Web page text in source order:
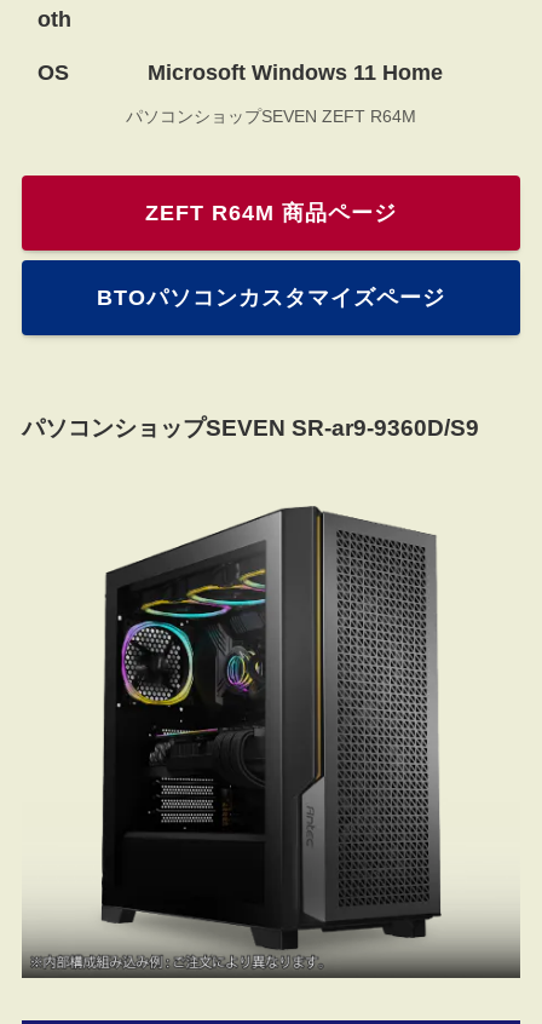
oth
OS Microsoft Windows 11 Home
パソコンショップSEVEN ZEFT R64M
ZEFT R64M 商品ページ
BTOパソコンカスタマイズページ
パソコンショップSEVEN SR-ar9-9360D/S9